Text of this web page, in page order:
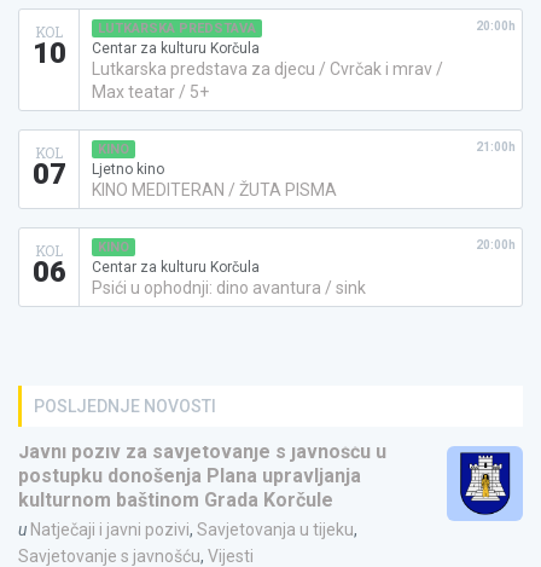
KOL
10
LUTKARSKA PREDSTAVA
Centar za kulturu Korčula
Lutkarska predstava za djecu / Cvrčak i mrav /
Max teatar / 5+
20:00h
KOL
07
KINO
Ljetno kino
KINO MEDITERAN / ŽUTA PISMA
21:00h
KOL
06
KINO
Centar za kulturu Korčula
Psići u ophodnji: dino avantura / sink
20:00h
POSLJEDNJE NOVOSTI
Javni poziv za savjetovanje s javnošću u
postupku donošenja Plana upravljanja
kulturnom baštinom Grada Korčule
u Natječaji i javni pozivi, Savjetovanja u tijeku,
Savjetovanje s javnošću, Vijesti